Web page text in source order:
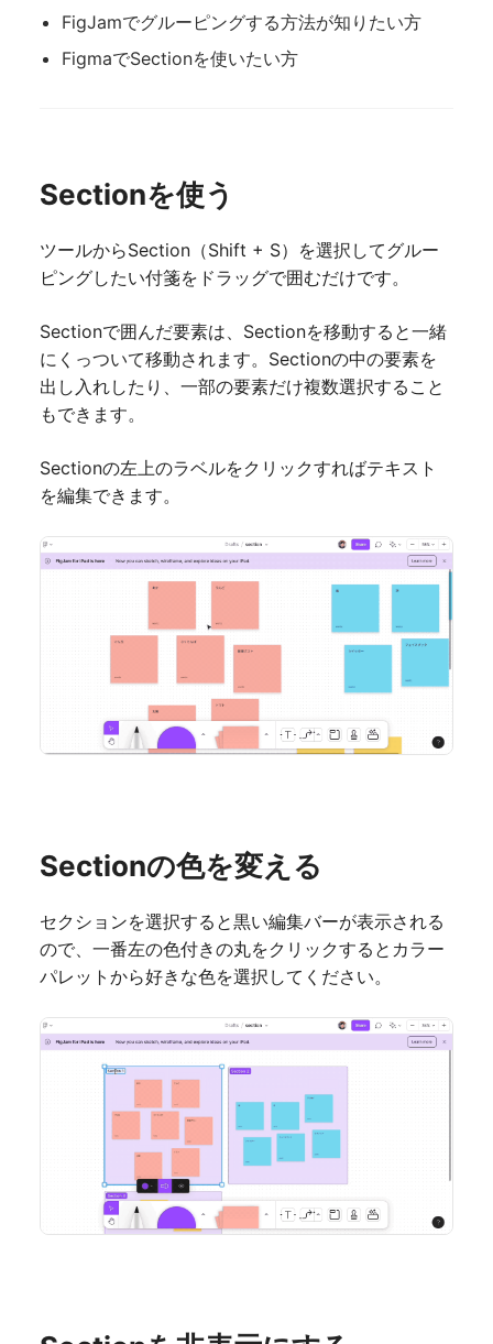
FigJamでグルーピングする方法が知りたい方
FigmaでSectionを使いたい方
Sectionを使う
ツールからSection（Shift + S）を選択してグルー
ピングしたい付箋をドラッグで囲むだけです。
Sectionで囲んだ要素は、Sectionを移動すると一緒
にくっついて移動されます。Sectionの中の要素を
出し入れしたり、一部の要素だけ複数選択すること
もできます。
Sectionの左上のラベルをクリックすればテキスト
を編集できます。
Sectionの色を変える
セクションを選択すると黒い編集バーが表示される
ので、一番左の色付きの丸をクリックするとカラー
パレットから好きな色を選択してください。